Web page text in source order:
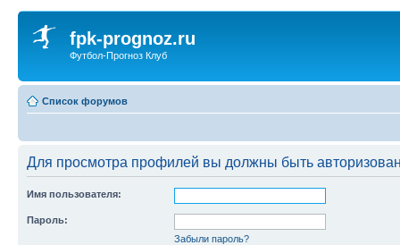
fpk-prognoz.ru
Футбол-Прогноз Клуб
Список форумов
Для просмотра профилей вы должны быть
Имя пользователя:
Пароль:
Забыли пароль?